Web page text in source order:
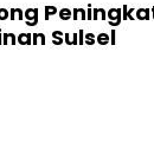
Sulsel